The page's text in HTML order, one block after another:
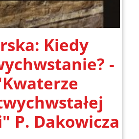
Kiedy
-
P. Dakowicza